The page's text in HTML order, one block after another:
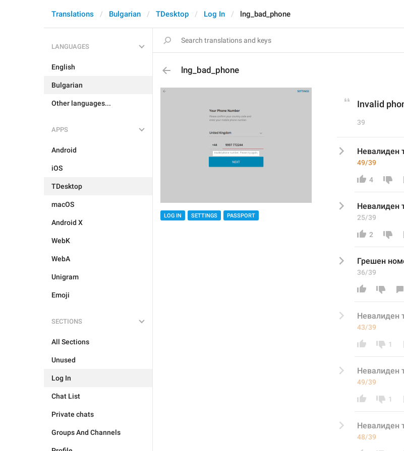
Translations Bulgarian TDesktop Log In lng_bad_phone
LANGUAGES
English
Bulgarian
Other languages...
APPS
Android
iOS
TDesktop
macOS
Android X
WebK
WebA
Unigram
Emoji
SECTIONS
All Sections
Unused
Log In
Chat List
Private chats
Groups And Channels
lng_bad_phone
LOG IN SETTINGS PASSPORT
Invalid
39
Невалиден
49/39
4
Невалиден
25/39
2
Грешен
36/39
Невалиден
43/39
1
Невалиден
49/39
1
Невалиден
48/39